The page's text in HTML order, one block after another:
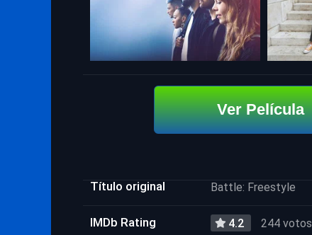
Ver Película
Título original Battle: Freestyle
IMDb Rating 4.2 244 votos